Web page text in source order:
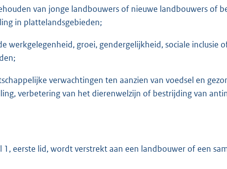
van jonge landbouwers of nieuwe landbouwers of
in plattelandsgebieden;
werkgelegenheid, groei, gendergelijkheid, sociale inclusie
verwachtingen ten aanzien van voedsel en
verbetering van het dierenwelzijn of bestrijding van
1, eerste lid, wordt verstrekt aan een landbouwer of een